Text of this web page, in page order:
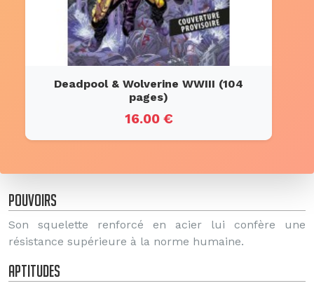
Deadpool & Wolverine WWIII (104
pages)
16.00 €
Pouvoirs
Son squelette renforcé en acier lui confère une
résistance supérieure à la norme humaine.
Aptitudes